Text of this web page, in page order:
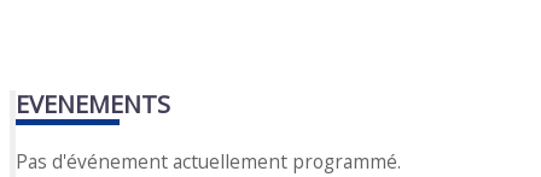
EVENEMENTS
Pas d'événement actuellement programmé.